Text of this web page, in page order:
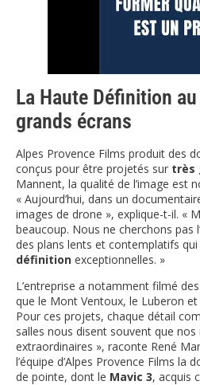
La Haute Définition
grands écrans
Alpes Provence Films produit des
conçus pour être projetés sur très
Mannent, la qualité de l’image est
« Aujourd’hui, dans un
images de drone », explique-t-il. «
beaucoup. Nous ne cherchons pas
des plans lents et contemplatifs
définition exceptionnelles. »
L’entreprise a notamment filmé
que le Mont Ventoux, le Luberon et
Pour ces projets, chaque détail
salles nous disent souvent que
extraordinaires », raconte René
l’équipe d’Alpes Provence Films la
de pointe, dont le Mavic 3, acquis